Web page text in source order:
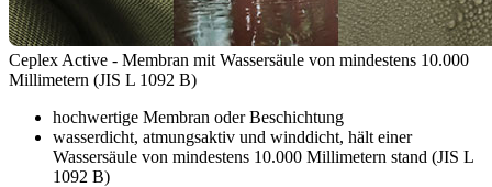
Ceplex Active - Membran mit Wassersäule von mindestens 10.000
Millimetern (JIS L 1092 B)
hochwertige Membran oder Beschichtung
wasserdicht, atmungsaktiv und winddicht, hält einer
Wassersäule von mindestens 10.000 Millimetern stand (JIS L
1092 B)